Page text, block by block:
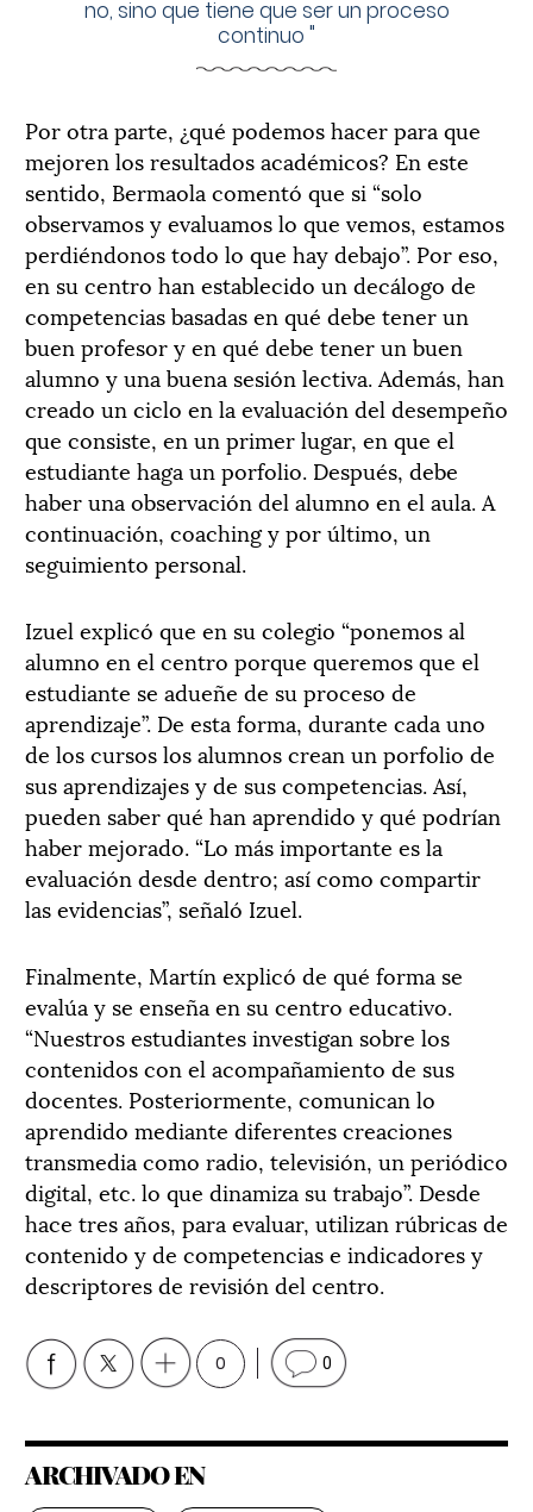
no, sino que tiene que ser un proceso
continuo "
Por otra parte, ¿qué podemos hacer para que
mejoren los resultados académicos? En este
sentido, Bermaola comentó que si “solo
observamos y evaluamos lo que vemos, estamos
perdiéndonos todo lo que hay debajo”. Por eso,
en su centro han establecido un decálogo de
competencias basadas en qué debe tener un
buen profesor y en qué debe tener un buen
alumno y una buena sesión lectiva. Además, han
creado un ciclo en la evaluación del desempeño
que consiste, en un primer lugar, en que el
estudiante haga un porfolio. Después, debe
haber una observación del alumno en el aula. A
continuación, coaching y por último, un
seguimiento personal.
Izuel explicó que en su colegio “ponemos al
alumno en el centro porque queremos que el
estudiante se adueñe de su proceso de
aprendizaje”. De esta forma, durante cada uno
de los cursos los alumnos crean un porfolio de
sus aprendizajes y de sus competencias. Así,
pueden saber qué han aprendido y qué podrían
haber mejorado. “Lo más importante es la
evaluación desde dentro; así como compartir
las evidencias”, señaló Izuel.
Finalmente, Martín explicó de qué forma se
evalúa y se enseña en su centro educativo.
“Nuestros estudiantes investigan sobre los
contenidos con el acompañamiento de sus
docentes. Posteriormente, comunican lo
aprendido mediante diferentes creaciones
transmedia como radio, televisión, un periódico
digital, etc. lo que dinamiza su trabajo”. Desde
hace tres años, para evaluar, utilizan rúbricas de
contenido y de competencias e indicadores y
descriptores de revisión del centro.
0 0
ARCHIVADO EN